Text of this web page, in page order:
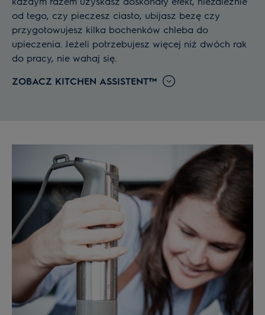
od tego, czy pieczesz ciasto, ubijasz bezę czy
przygotowujesz kilka bochenków chleba do
upieczenia. Jeżeli potrzebujesz więcej niż dwóch rak
do pracy, nie wahaj się.
ZOBACZ KITCHEN ASSISTENT™